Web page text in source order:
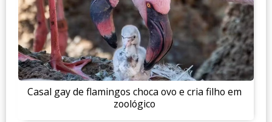
Casal gay de flamingos choca ovo e cria filho em
zoológico